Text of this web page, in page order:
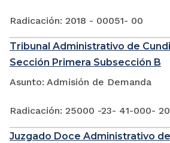
Radicación: 2018 - 00051- 00
Tribunal Administrativo de
Sección Primera Subsección B
Asunto: Admisión de Demanda
Radicación: 25000 -23- 41-000-
Juzgado Doce Administrativo